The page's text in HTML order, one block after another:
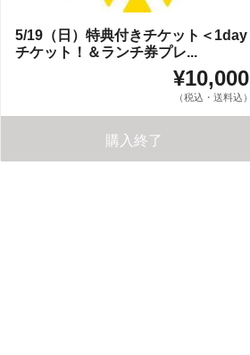
5/19（日）特典付きチケット＜1day
チケット！＆ランチ券プレ...
¥10,000
（税込・送料込）
購入終了